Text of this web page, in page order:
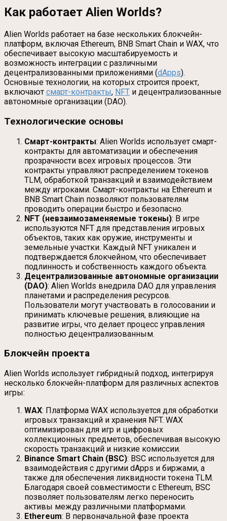
Как работает Alien Worlds?
Alien Worlds работает на базе нескольких блокчейн-
платформ, включая Ethereum, BNB Smart Chain и WAX, что
обеспечивает высокую масштабируемость и
возможность интеграции с различными
децентрализованными приложениями (dApps).
Основные технологии, на которых строится проект,
включают смарт-контракты, NFT и децентрализованные
автономные организации (DAO).
Технологические основы
Смарт-контракты: Alien Worlds использует смарт-
контракты для автоматизации и обеспечения
прозрачности всех игровых процессов. Эти
контракты управляют распределением токенов
TLM, обработкой транзакций и взаимодействием
между игроками. Смарт-контракты на Ethereum и
BNB Smart Chain позволяют пользователям
проводить операции быстро и безопасно.
NFT (невзаимозаменяемые токены): В игре
используются NFT для представления игровых
объектов, таких как оружие, инструменты и
земельные участки. Каждый NFT уникален и
подтверждается блокчейном, что обеспечивает
подлинность и собственность каждого объекта.
Децентрализованные автономные организации
(DAO): Alien Worlds внедрила DAO для управления
планетами и распределения ресурсов.
Пользователи могут участвовать в голосовании и
принимать ключевые решения, влияющие на
развитие игры, что делает процесс управления
полностью децентрализованным.
Блокчейн проекта
Alien Worlds использует гибридный подход, интегрируя
несколько блокчейн-платформ для различных аспектов
игры:
WAX: Платформа WAX используется для обработки
игровых транзакций и хранения NFT. WAX
оптимизирован для игр и цифровых
коллекционных предметов, обеспечивая высокую
скорость транзакций и низкие комиссии.
Binance Smart Chain (BSC): BSC используется для
взаимодействия с другими dApps и биржами, а
также для обеспечения ликвидности токена TLM.
Благодаря своей совместимости с Ethereum, BSC
позволяет пользователям легко переносить
активы между различными платформами.
Ethereum: В первоначальной фазе проекта